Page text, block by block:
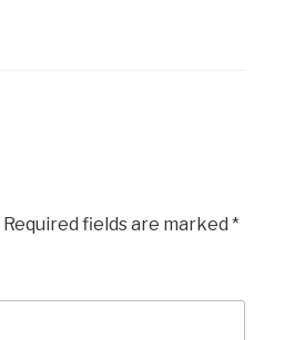
Required fields are marked *